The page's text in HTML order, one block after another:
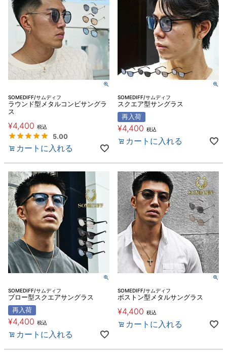
SOMEDIFF/サムディフ
ラウンド型メタルコンビサングラ
ス
¥4,400 税込
5.00
カートに入れる
SOMEDIFF/サムディフ
スクエア型サングラス
再入荷
¥4,400 税込
カートに入れる
SOMEDIFF/サムディフ
ブロー型スクエアサングラス
再入荷
¥4,400 税込
カートに入れる
SOMEDIFF/サムディフ
ボストン型メタルサングラス
¥4,400 税込
カートに入れる